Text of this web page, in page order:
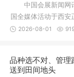
中国会展新闻网
国全媒体活动于西
药、瓷、
2026-08-01
品种选不对、管理
送到田间地头